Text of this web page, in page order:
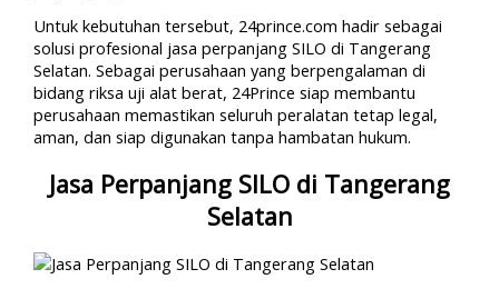
Untuk kebutuhan tersebut, 24prince.com hadir sebagai
solusi profesional jasa perpanjang SILO di Tangerang
Selatan. Sebagai perusahaan yang berpengalaman di
bidang riksa uji alat berat, 24Prince siap membantu
perusahaan memastikan seluruh peralatan tetap legal,
aman, dan siap digunakan tanpa hambatan hukum.
Jasa Perpanjang SILO di Tangerang
Selatan